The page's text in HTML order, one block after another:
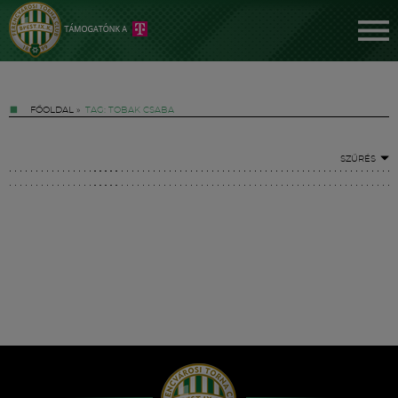
FŐOLDAL » TAG: TOBAK CSABA
SZŰRÉS
Hírek